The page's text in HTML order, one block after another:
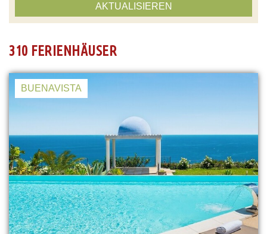
AKTUALISIEREN
310 FERIENHÄUSER
BUENAVISTA